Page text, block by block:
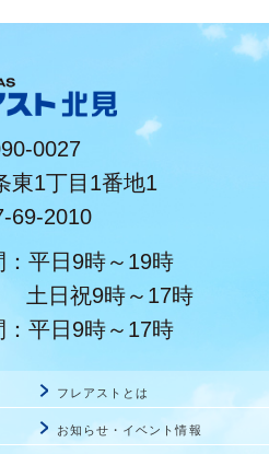
0027
東1丁目1番地1
69-2010
：平日9時～19時
土日祝9時～17時
平日9時～17時
フレアストとは
お知らせ・イベント情報